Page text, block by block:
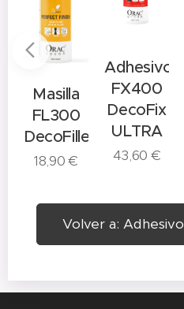
Masilla
FL300
DecoFiller
18,90€
Adhesivo
FX400
DecoFix
ULTRA
43,60 €
Volver a: